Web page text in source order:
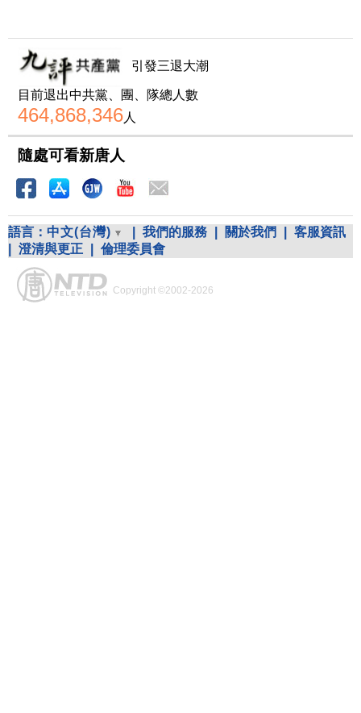
引發三退大潮
目前退出中共黨、團、隊總人數
464,868,346人
隨處可看新唐人
語言： 中文(台灣) 我們的服務 關於我們
客服資訊
澄清與更正 倫理委員會
Copyright ©2002-2026